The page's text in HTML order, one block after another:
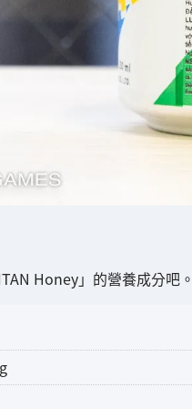
Honey」的營養成分吧。